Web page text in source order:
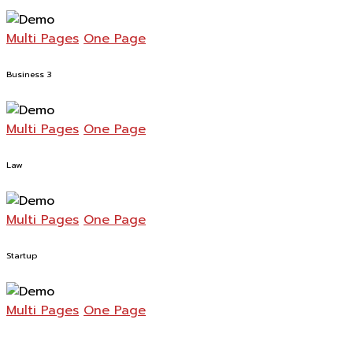
Multi Pages One Page
Business 3
Multi Pages One Page
Law
Multi Pages One Page
Startup
Multi Pages One Page